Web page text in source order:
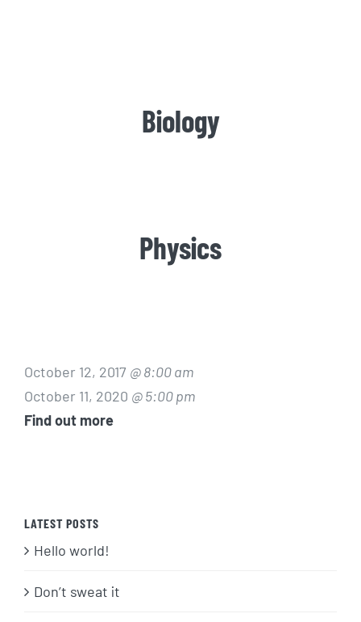
Biology
Physics
October 12, 2017 @ 8:00 am
October 11, 2020 @ 5:00 pm
Find out more
LATEST POSTS
Hello world!
Don’t sweat it